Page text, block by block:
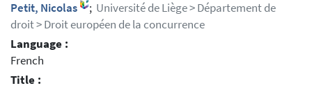
Petit, Nicolas
; Université de Liège > Département de
droit > Droit européen de la concurrence
Language :
French
Title :